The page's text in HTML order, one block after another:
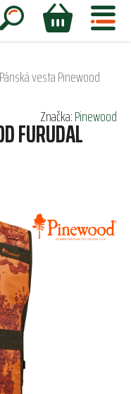
Hledat
NÁKUPNÍ
Pánská vesta Pinewood
FURUDAL
Značka:Pinewood